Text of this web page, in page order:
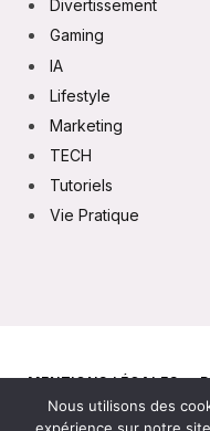
Divertissement
Gaming
IA
Lifestyle
Marketing
TECH
Tutoriels
Vie Pratique
MENTIONS LÉGALES
Nous utilisons des